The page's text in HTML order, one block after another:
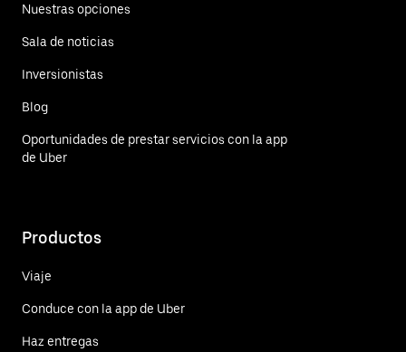
Nuestras opciones
Sala de noticias
Inversionistas
Blog
Oportunidades de prestar servicios con la app
de Uber
Productos
Viaje
Conduce con la app de Uber
Haz entregas